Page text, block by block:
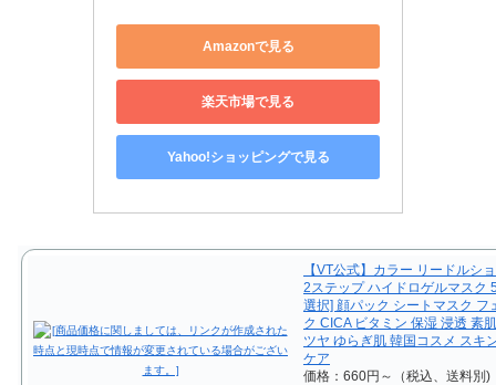
Amazonで見る
楽天市場で見る
Yahoo!ショッピングで見る
【VT公式】カラー リードルシ
2ステップ ハイドロゲルマスク
選択] 顔パック シートマスク フ
ク CICA ビタミン 保湿 浸透 素
ツヤ ゆらぎ肌 韓国コスメ スキ
ケア
価格：660円～（税込、送料別)